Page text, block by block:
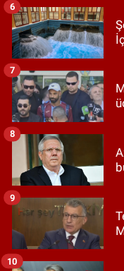
6
7
8
9
10